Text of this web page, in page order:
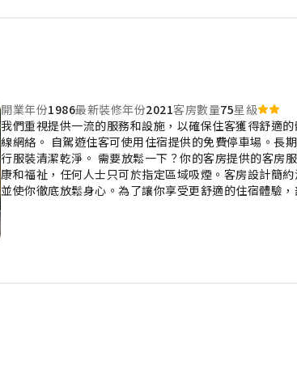
開業年份1986最新裝修年份2021客房數量75星級
我們重視提供一流的服務和設施，以確保住客獲得舒適
線網絡。 自駕遊住客可使用住宿提供的免費停車場。長
行服裝清潔乾淨。 需要放鬆一下？你的客房提供的客房
康和福祉，任何人士只可於指定區域吸煙。客房設計簡
並使你徹底放鬆身心。為了讓你享受更舒適的住宿體驗
每日報紙或電視，以滿足住客的娛樂需求。 部分客房